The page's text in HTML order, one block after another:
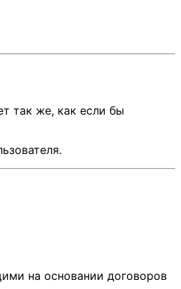
так же, как если бы
на основании договоров